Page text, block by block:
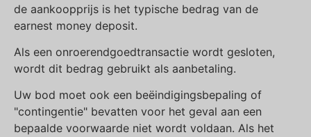
de aankoopprijs is het typische bedrag van de
earnest money deposit.
Als een onroerendgoedtransactie wordt gesloten,
wordt dit bedrag gebruikt als aanbetaling.
Uw bod moet ook een beëindigingsbepaling of
"contingentie" bevatten voor het geval aan een
bepaalde voorwaarde niet wordt voldaan. Als het